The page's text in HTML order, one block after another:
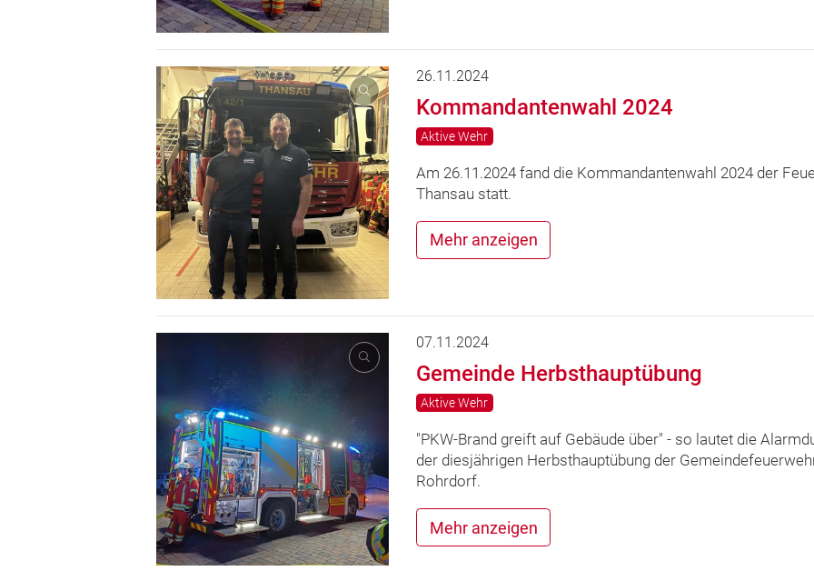
26.11.2024
Kommandantenwahl 2024
Aktive Wehr
Am 26.11.2024 fand die Kommandantenwahl 2024 der
Thansau statt.
Mehr anzeigen
07.11.2024
Gemeinde Herbsthauptübung
Aktive Wehr
"PKW-Brand greift auf Gebäude über" - so lautet die
der diesjährigen Herbsthauptübung der
Rohrdorf.
Mehr anzeigen